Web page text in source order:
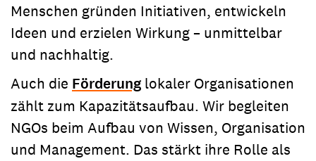
Menschen gründen Initiativen, entwickeln
Ideen und erzielen Wirkung – unmittelbar
und nachhaltig.
Auch die Förderung lokaler Organisationen
zählt zum Kapazitätsaufbau. Wir begleiten
NGOs beim Aufbau von Wissen, Organisation
und Management. Das stärkt ihre Rolle als